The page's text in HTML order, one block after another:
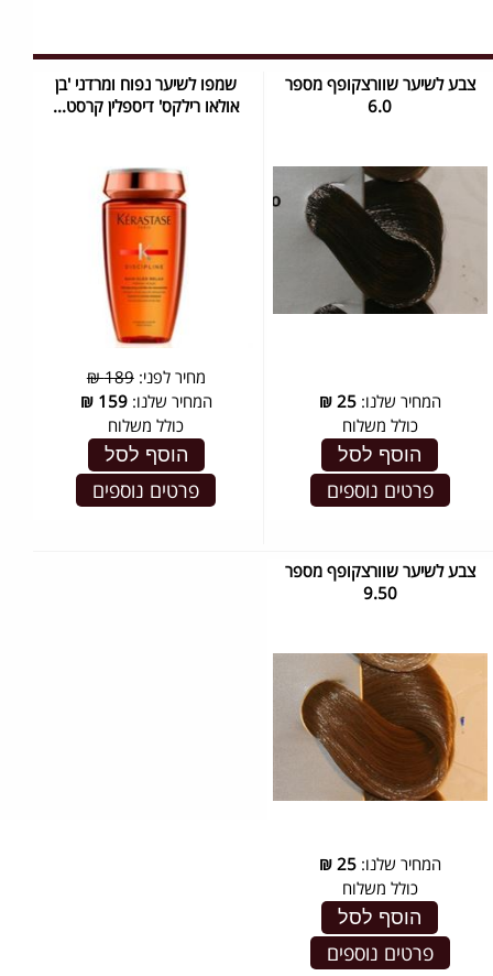
צבע לשיער שוורצקופף מספר
6.0
המחיר שלנו:25
₪
כולל משלוח
הוסף לסל
פרטים נוספים
שמפו לשיער נפוח ומרדני 'בן
אולאו רילקס' דיספלין קרסט...
מחיר לפני:189 ₪
המחיר שלנו:159
₪
כולל משלוח
הוסף לסל
פרטים נוספים
צבע לשיער שוורצקופף מספר
9.50
המחיר שלנו:25
₪
כולל משלוח
הוסף לסל
פרטים נוספים